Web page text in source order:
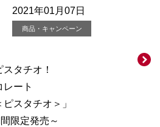
2021年01月07日
商品・キャンペーン
タチオ！
ート
スタチオ＞」
限定発売～